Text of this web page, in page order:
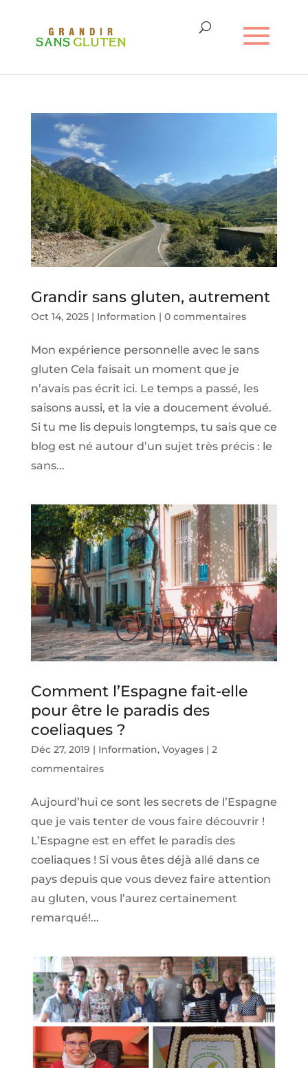
Grandir sans gluten, autrement
Oct 14, 2025| Information | 0 commentaires
Mon expérience personnelle avec le sans
gluten Cela faisait un moment que je
n’avais pas écrit ici. Le temps a passé, les
saisons aussi, et la vie a doucement évolué.
Si tu me lis depuis longtemps, tu sais que ce
blog est né autour d’un sujet très précis : le
sans...
Comment l’Espagne fait-elle
pour être le paradis des
coeliaques ?
Déc 27, 2019 | Information, Voyages| 2
commentaires
Aujourd’hui ce sont les secrets de l’Espagne
que je vais tenter de vous faire découvrir !
L’Espagne est en effet le paradis des
coeliaques ! Si vous êtes déjà allé dans ce
pays depuis que vous devez faire attention
au gluten, vous l’aurez certainement
remarqué!...